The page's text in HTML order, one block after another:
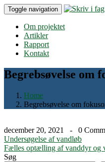
Toggle navigation
Om projektet
Artikler
Rapport
Kontakt
Begrebsøvelse om
Home
Begrebsøvelse om
december 20, 2021 - 0
Indlægsnavigation
Undersøgelse af vandløb
Fælles optælling af vanddyr og
Søg